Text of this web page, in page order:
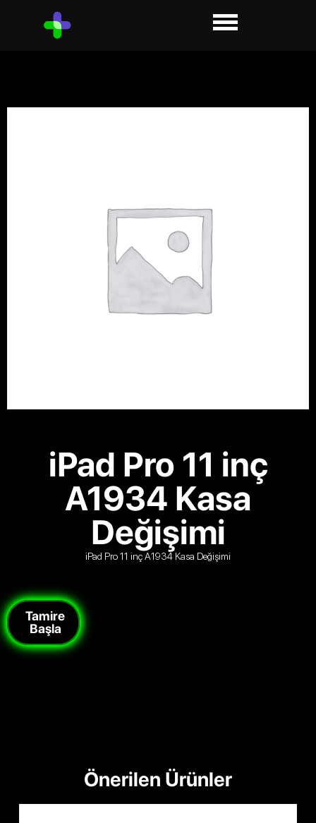
iPad Pro 11 inç
A1934 Kasa
Değişimi
iPad Pro 11 inç A1934 Kasa Değişimi
Tamire
Başla
Önerilen Ürünler